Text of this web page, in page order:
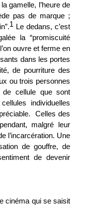
gamelle, l’heure de
pas de marque ;
1 Le dedans, c’est
la “promiscuité
ouvre et ferme en
dans les portes
de pourriture des
ou trois personnes
cellule que sont
individuelles
Celles des
malgré leur
l’incarcération. Une
de gouffre, de
de devenir
cinéma qui se saisit